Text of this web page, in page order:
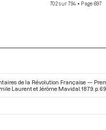
702 sur 794 • Page 697
de la Révolution Française —
Laurent et Jérôme Mavidal. 1879. p.